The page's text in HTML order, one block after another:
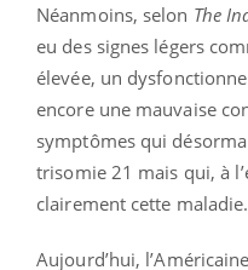
Néanmoins, selon The
eu des signes légers
élevée, un
encore une mauvaise
symptômes qui
trisomie 21 mais qui, à
clairement cette maladie.
Aujourd’hui,